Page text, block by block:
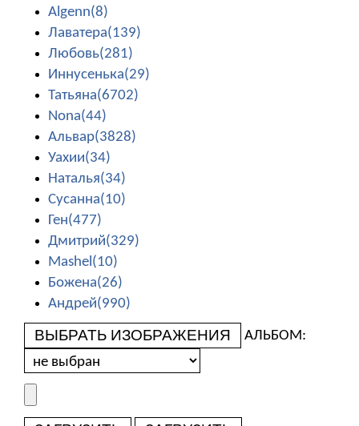
Algenn(8)
Лаватера(139)
Любовь(281)
Иннусенька(29)
Татьяна(6702)
Nona(44)
Альвар(3828)
Уахии(34)
Наталья(34)
Сусанна(10)
Ген(477)
Дмитрий(329)
Mashel(10)
Божена(26)
Андрей(990)
ВЫБРАТЬ ИЗОБРАЖЕНИЯ АЛЬБОМ: